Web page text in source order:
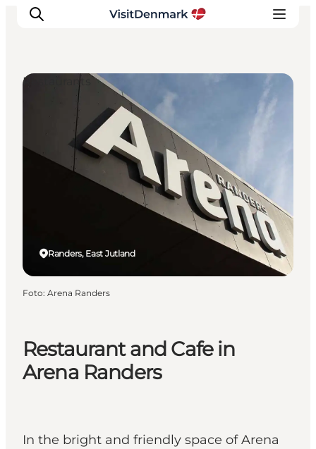
Inspiratie
Bestemmingen
Wat te doen
Accommodaties
Restaurant and Cafe in
Arena Randers
In the bright and friendly space of Arena
Randers, East Jutland
Restaurants
Foto: Arena Randers